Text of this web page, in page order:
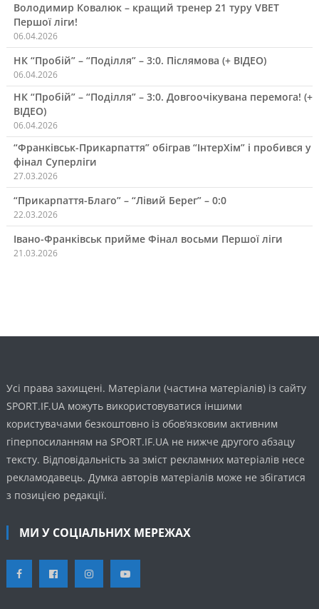
Володимир Ковалюк – кращий тренер 21 туру VBET
Першої ліги!
06.04.2026
НК “Пробій” – “Поділля” – 3:0. Післямова (+ ВІДЕО)
06.04.2026
НК “Пробій” – “Поділля” – 3:0. Довгоочікувана перемога! (+
ВІДЕО)
06.04.2026
“Франківськ-Прикарпаття” обіграв “ІнтерХім” і пробився у
фінал Суперліги
27.03.2026
“Прикарпаття-Благо” – “Лівий Берег” – 0:0
22.03.2026
Івано-Франківськ прийме Фінал восьми Першої ліги
21.03.2026
Усі права захищені. Матеріали (частина матеріалів) із сайту
SPORT.IF.UA можуть використовуватися іншими
користувачами безкоштовно із обов’язковим активним
гіперпосиланням на SPORT.IF.UA не нижче другого абзацу
тексту. Відповідальність за зміст рекламних матеріалів несе
рекламодавець. Думка авторів матеріалів може не збігатися
з позицією редакції.
МИ У СОЦІАЛЬНИХ МЕРЕЖАХ